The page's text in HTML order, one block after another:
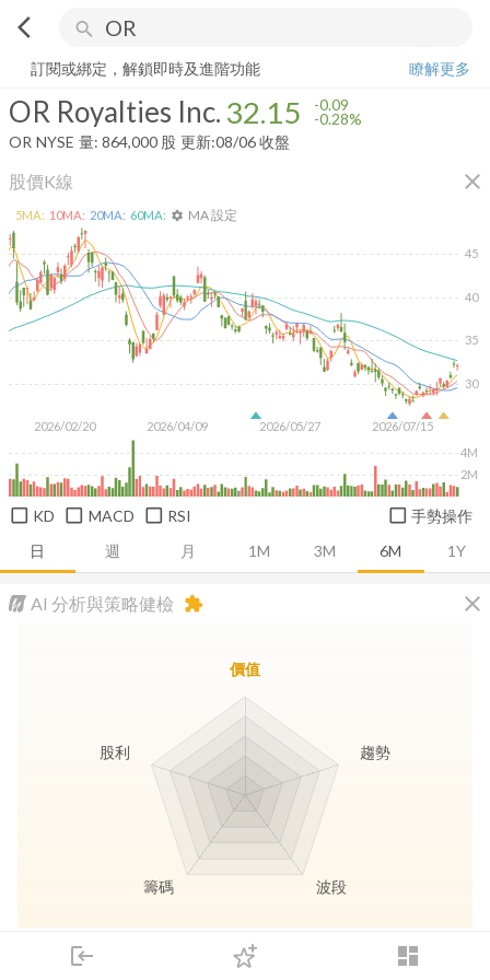
arrow_back_ios search
login dashboard
下單
OR Royalties Inc. 32.15
訂閱或綁定，解鎖即時及進階功能
瞭解更多
OR Royalties Inc. 32.15 -0.09
-0.28%
OR NYSE 量: 864,000 股 更新:08/06 收盤
股價K線 close
日 週 月 1M 3M 6M 1Y
2026/02/20 2026/04/09 2026/05/27 2026/07/15
30
35
40
45
2M
4M
5MA: 10MA: 20MA: 60MA: settings MA 設定
KD MACD RSI 手勢操作
AI 分析與策略健檢 close
extension
長線價值 存股收息
價值
趨勢
波段
籌碼
股利